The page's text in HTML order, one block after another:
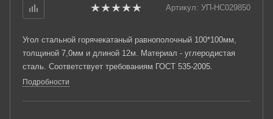
Артикул: УП-НС029850
Угол стальной горячекатаный равнополочный 100*100мм,
толщиной 7,0мм и длиной 12м. Материал - углеродистая
сталь. Соответствует требованиям ГОСТ 535-2005.
Подробности